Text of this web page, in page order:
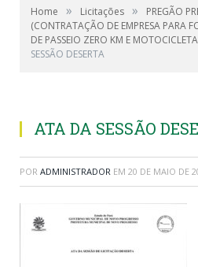
Home » Licitações »
PREGÃO
(CONTRATAÇÃO DE EMPRESA PARA
DE PASSEIO ZERO KM E
SESSÃO DESERTA
ATA DA SESSÃO
POR ADMINISTRADOR EM 20 DE MAIO DE